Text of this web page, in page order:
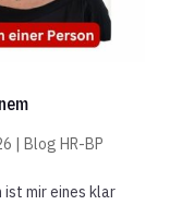
| Blog HR-BP
ist mir eines klar